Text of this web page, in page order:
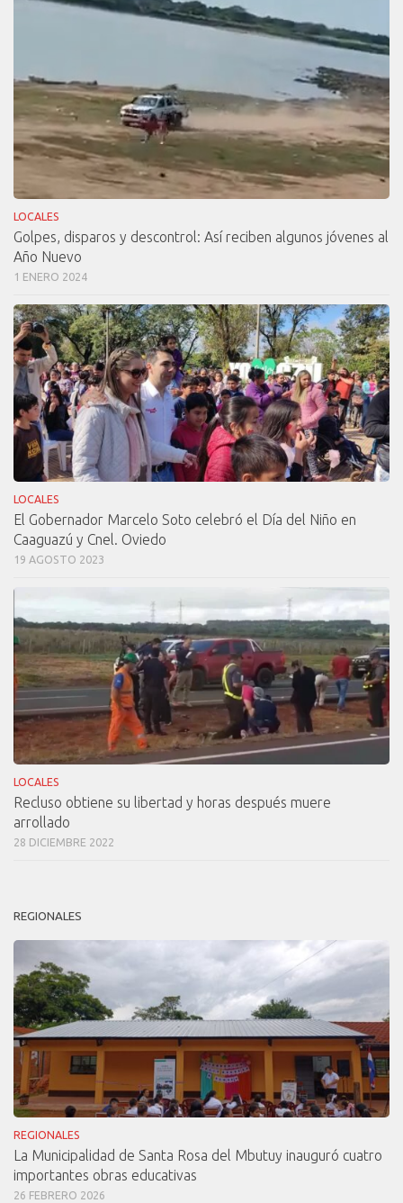
LOCALES
Golpes, disparos y descontrol: Así reciben algunos jóvenes al
Año Nuevo
1 ENERO 2024
LOCALES
El Gobernador Marcelo Soto celebró el Día del Niño en
Caaguazú y Cnel. Oviedo
19 AGOSTO 2023
LOCALES
Recluso obtiene su libertad y horas después muere
arrollado
28 DICIEMBRE 2022
REGIONALES
REGIONALES
La Municipalidad de Santa Rosa del Mbutuy inauguró cuatro
importantes obras educativas
26 FEBRERO 2026